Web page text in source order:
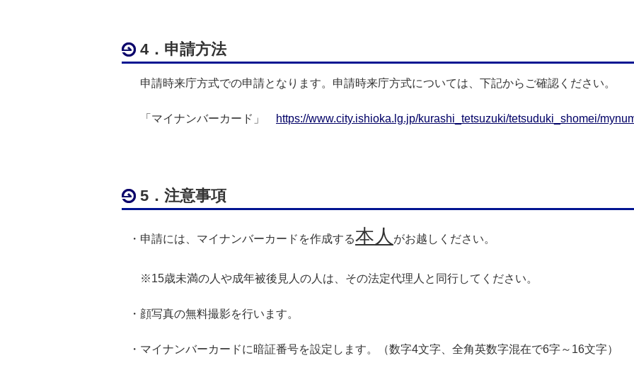
4．申請方法
申請時来庁方式での申請となります。申請時来庁方式については、下記からご確認ください。
「マイナンバーカード」 https://www.city.ishioka.lg.jp/kurashi_tetsuzuki/tetsuduki_shomei/
5．注意事項
・申請には、マイナンバーカードを作成する本人 がお越しください。
※15歳未満の人や成年被後見人の人は、その法定代理人と同行してください。
・顔写真の無料撮影を行います。
・マイナンバーカードに暗証番号を設定します。（数字4文字、全角英数字混在で6字～16文字）